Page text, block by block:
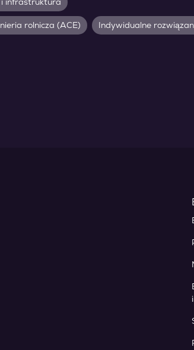
rolnicza (ACE) Indywidualne